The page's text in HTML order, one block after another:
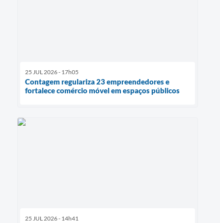
25 JUL 2026 - 17h05
Contagem regulariza 23 empreendedores e
fortalece comércio móvel em espaços públicos
25 JUL 2026 - 14h41